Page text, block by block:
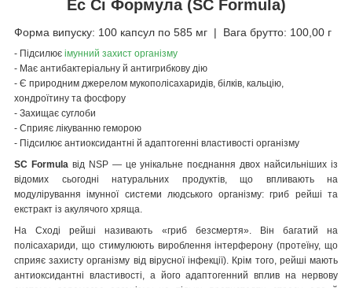
Ес Сі Формула (SC Formula)
Форма випуску: 100 капсул по 585 мг | Вага брутто: 100,00 г
- Підсилює імунний захист організму
- Має антибактеріальну й антигрибкову дію
- Є природним джерелом мукополісахаридів, білків, кальцію,
хондроїтину та фосфору
- Захищає суглоби
- Сприяє лікуванню геморою
- Підсилює антиоксидантні й адаптогенні властивості організму
SC Formulaвід NSP — це унікальне поєднання двох найсильніших із
відомих сьогодні натуральних продуктів, що впливають на
модулірування імунної системи людського організму: гриб рейші та
екстракт із акулячого хряща.
На Сході рейші називають «гриб безсмертя». Він багатий на
полісахариди, що стимулюють вироблення інтерферону (протеїну, що
сприяє захисту організму від вірусної інфекції). Крім того, рейші мають
антиоксидантні властивості, а його адаптогенний вплив на нервову